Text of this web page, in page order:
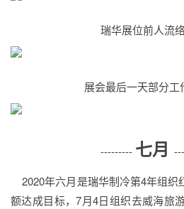
瑞华展位前人流
展会最后一天部分工
--------- 七月
2020年六月是瑞华制冷第4年组织
额达成目标，7月4日组织去威海旅